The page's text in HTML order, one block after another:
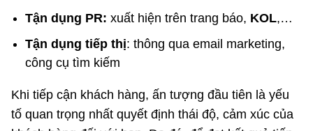
Tận dụng PR: xuất hiện trên trang báo, KOL,…
Tận dụng tiếp thị: thông qua email marketing,
công cụ tìm kiếm
Khi tiếp cận khách hàng, ấn tượng đầu tiên là yếu
tố quan trọng nhất quyết định thái độ, cảm xúc của